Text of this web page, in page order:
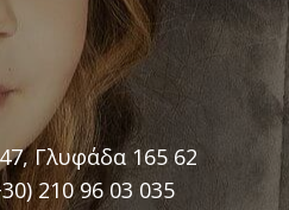
Γλυφάδα 165 62
210 96 03 035